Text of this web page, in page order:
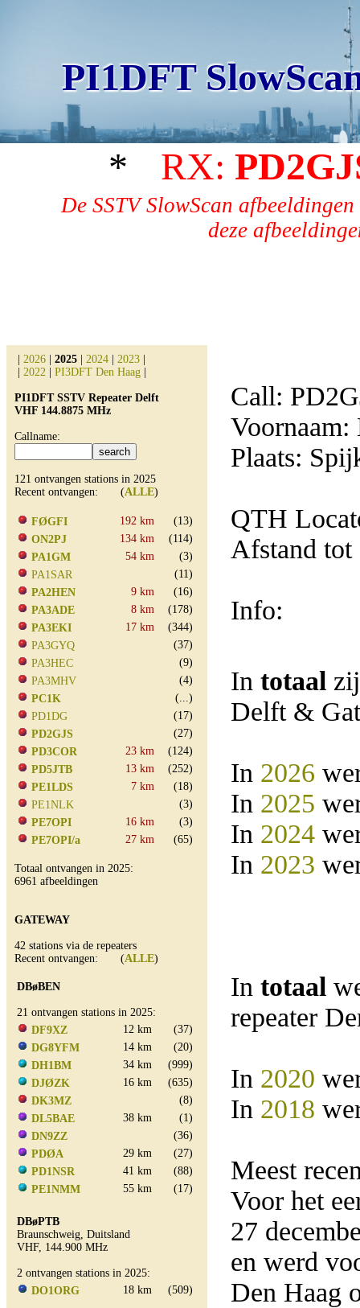
PI1DFT
* RX:
De SSTV SlowScan
deze
2026 2025 2024 2023
2022 PI3DFT Den Haag
PI1DFT SSTV Repeater Delft
VHF 144.8875 MHz
Callname:
121 ontvangen stations in 2025
Recent ontvangen: (ALLE)
FØGFI 192 km
(13)
ON2PJ
134 km
(114)
PA1GM
54 km
(3)
PA1SAR
(11)
PA2HEN
9 km
(16)
PA3ADE
8 km
(178)
PA3EKI
17 km
(344)
PA3GYQ
(37)
PA3HEC
(9)
PA3MHV
(4)
PC1K
(...)
PD1DG
(17)
PD2GJS
(27)
PD3COR
23 km
(124)
PD5JTB
13 km
(252)
PE1LDS
7 km
(18)
PE1NLK
(3)
PE7OPI
16 km
(3)
PE7OPI/a
27 km (65)
Totaal ontvangen in 2025:
6961 afbeeldingen
GATEWAY
42 stations via de repeaters
Recent ontvangen: (ALLE)
DBøBEN
21 ontvangen stations in 2025:
DF9XZ
12 km
(37)
DG8YFM
14 km
(20)
DH1BM
34 km
(999)
DJØZK
16 km
(635)
DK3MZ
(8)
DL5BAE
38 km
(1)
DN9ZZ
(36)
PDØA
29 km
(27)
PD1NSR
41 km
(88)
PE1NMM
55 km (17)
DBøPTB
Braunschweig, Duitsland
VHF, 144.900 MHz
2 ontvangen stations in 2025:
DO1ORG
18 km (509)
Call:
Voornaam:
Plaats:
QTH
Afstand tot
Info:
In totaal
Delft &
In 2026
In 2025
In 2024
In 2023
In totaal
repeater
In 2020
In 2018
Meest
Voor het
27
en werd
Den Haag